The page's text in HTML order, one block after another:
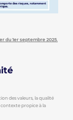
du 1er septembre 2025.
des valeurs, la qualité
propice à la